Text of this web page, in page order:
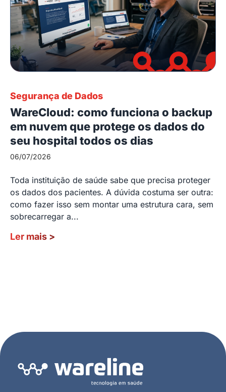
Segurança de Dados
WareCloud: como funciona o backup
em nuvem que protege os dados do
seu hospital todos os dias
06/07/2026
Toda instituição de saúde sabe que precisa proteger
os dados dos pacientes. A dúvida costuma ser outra:
como fazer isso sem montar uma estrutura cara, sem
sobrecarregar a...
Ler mais >